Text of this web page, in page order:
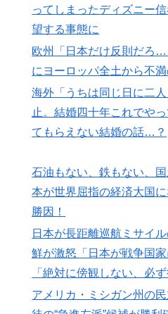
ってしまったディズニー
望する事態に
欧州「日本だけ反則だろ…
にヨーロッパ全土から不
海外「うちは同じ日に二
止。結婚四十年これでや
てもらえない結婚の話…？
石油もない、鉄もない、
本が世界屈指の経済大国
勝因！
日本が長距離巡航ミサイ
鮮が激怒「日本が戦争国家
「絶対に傍観しない、必
アメリカ・ミシガン州の